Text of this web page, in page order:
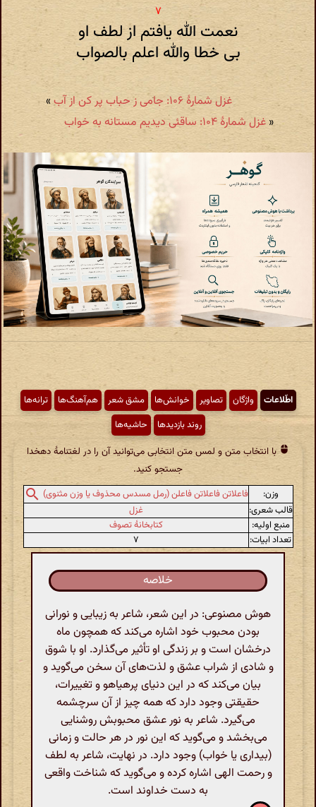
نعمت الله یافتم از لطف او
بی خطا والله اعلم بالصواب
غزل شمارهٔ ۱۰۶: جامی ز حباب پر کن از آب
»
« غزل شمارهٔ ۱۰۴: ساقئی دیدیم مستانه به خواب
اطّلاعات واژگان تصاویر خوانش‌ها مشق شعر هم‌آهنگ‌ها
ترانه‌ها
روند بازدیدها
حاشیه‌ها
با انتخاب متن و لمس متن انتخابی می‌توانید آن را در لغتنامهٔ دهخدا
جستجو کنید.
وزن:
فاعلاتن فاعلاتن فاعلن (رمل مسدس محذوف یا وزن مثنوی)
قالب شعری:
غزل
منبع اولیه:
کتابخانهٔ تصوف
تعداد ابیات:
۷
خلاصه
هوش مصنوعی: در این شعر، شاعر به زیبایی و نورانی
بودن محبوب خود اشاره می‌کند که همچون ماه
درخشان است و بر زندگی او تأثیر می‌گذارد. او با شوق
و شادی از شراب عشق و لذت‌های آن سخن می‌گوید و
بیان می‌کند که در این دنیای پرهیاهو و تغییرات،
حقیقتی وجود دارد که همه چیز از آن سرچشمه
می‌گیرد. شاعر به نور عشق محبوبش روشنایی
می‌بخشد و می‌گوید که این نور در هر حالت و زمانی
(بیداری یا خواب) وجود دارد. در نهایت، شاعر به لطف
و رحمت الهی اشاره کرده و می‌گوید که شناخت واقعی
به دست خداوند است.